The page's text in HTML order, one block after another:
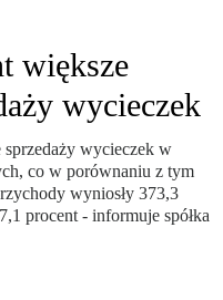
większe
wycieczek
wycieczek w
co w porównaniu z tym
wyniosły 373,3
procent - informuje spółka